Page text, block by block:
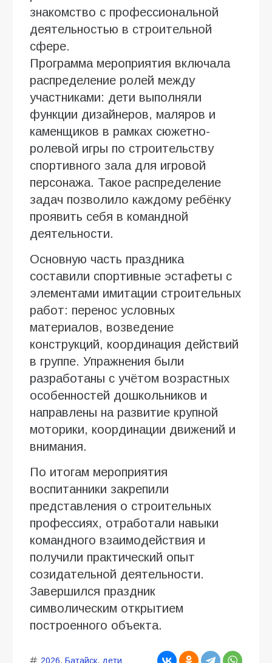
знакомство с профессиональной
деятельностью в строительной
сфере.
Программа мероприятия включала
распределение ролей между
участниками: дети выполняли
функции дизайнеров, маляров и
каменщиков в рамках сюжетно-
ролевой игры по строительству
спортивного зала для игровой
персонажа. Такое распределение
задач позволило каждому ребёнку
проявить себя в командной
деятельности.
Основную часть праздника
составили спортивные эстафеты с
элементами имитации строительных
работ: перенос условных
материалов, возведение
конструкций, координация действий
в группе. Упражнения были
разработаны с учётом возрастных
особенностей дошкольников и
направлены на развитие крупной
моторики, координации движений и
внимания.
По итогам мероприятия
воспитанники закрепили
представления о строительных
профессиях, отработали навыки
командного взаимодействия и
получили практический опыт
созидательной деятельности.
Завершился праздник
символическим открытием
построенного объекта.
2026, Батайск, дети